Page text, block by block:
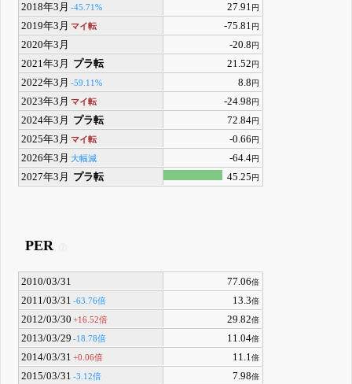
2018年3月 -45.71% 27.91円
2019年3月 マイ転 -75.81円
2020年3月 -20.8円
2021年3月 プラ転 21.52円
2022年3月 -59.11% 8.8円
2023年3月 マイ転 -24.98円
2024年3月 プラ転 72.84円
2025年3月 マイ転 -0.66円
2026年3月 大幅減 -64.4円
2027年3月 プラ転 45.25円
PER
2010/03/31 77.06倍
2011/03/31 -63.76倍 13.3倍
2012/03/30 +16.52倍 29.82倍
2013/03/29 -18.78倍 11.04倍
2014/03/31 +0.06倍 11.1倍
2015/03/31 -3.12倍 7.98倍